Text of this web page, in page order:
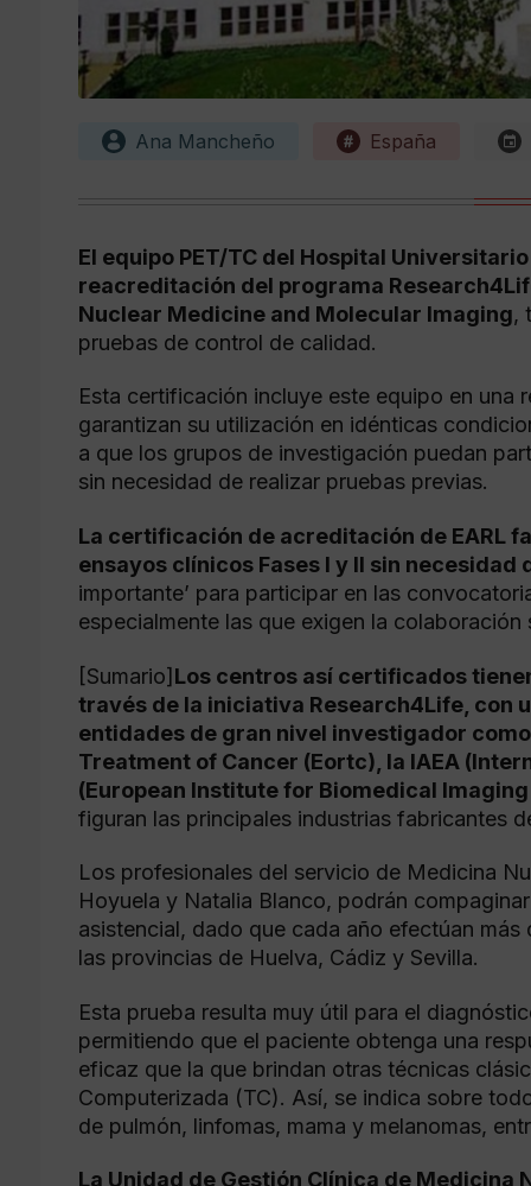
Ana Mancheño España
El equipo PET/TC del Hospital
reacreditación del programa
Nuclear Medicine and Molecular Imaging,
pruebas de control de calidad.
Esta certificación incluye este equipo en una
garantizan su utilización en idénticas
a que los grupos de investigación puedan
sin necesidad de realizar pruebas previas.
La certificación de acreditación de EARL
ensayos clínicos Fases I y II sin necesidad
importante’ para participar en las
especialmente las que exigen la
[Sumario]Los centros así certificados
través de la iniciativa Research4Life, con
entidades de gran nivel investigador
Treatment of Cancer (Eortc), la IAEA
(European Institute for Biomedical
figuran las principales industrias fabricantes
Los profesionales del servicio de Medicina
Hoyuela y Natalia Blanco, podrán
asistencial, dado que cada año efectúan
las provincias de Huelva, Cádiz y Sevilla.
Esta prueba resulta muy útil para el
permitiendo que el paciente obtenga una
eficaz que la que brindan otras técnicas
Computerizada (TC). Así, se indica sobre
de pulmón, linfomas, mama y melanomas,
La Unidad de Gestión Clínica de